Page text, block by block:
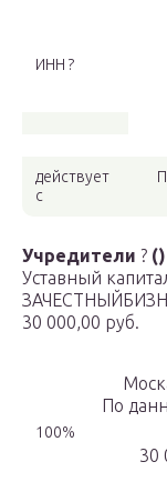
ИНН ?
действует
с
Учредители ? ()
Уставный
30 000,00 руб.
100%
По
30